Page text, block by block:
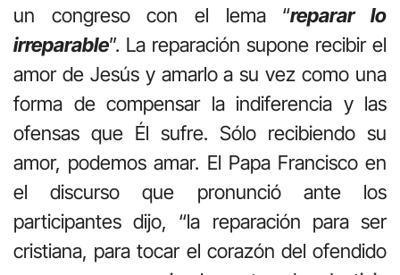
un congreso con el lema “reparar lo
irreparable”. La reparación supone recibir el
amor de Jesús y amarlo a su vez como una
forma de compensar la indiferencia y las
ofensas que Él sufre. Sólo recibiendo su
amor, podemos amar. El Papa Francisco en
el discurso que pronunció ante los
participantes dijo, “la reparación para ser
cristiana, para tocar el corazón del ofendido